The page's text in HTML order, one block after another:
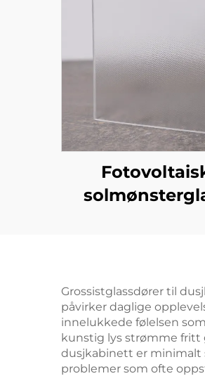
Grossistglassdører til
påvirker daglige
innelukkede følelsen
kunstig lys strømme fritt
dusjkabinett er minimalt
problemer som ofte